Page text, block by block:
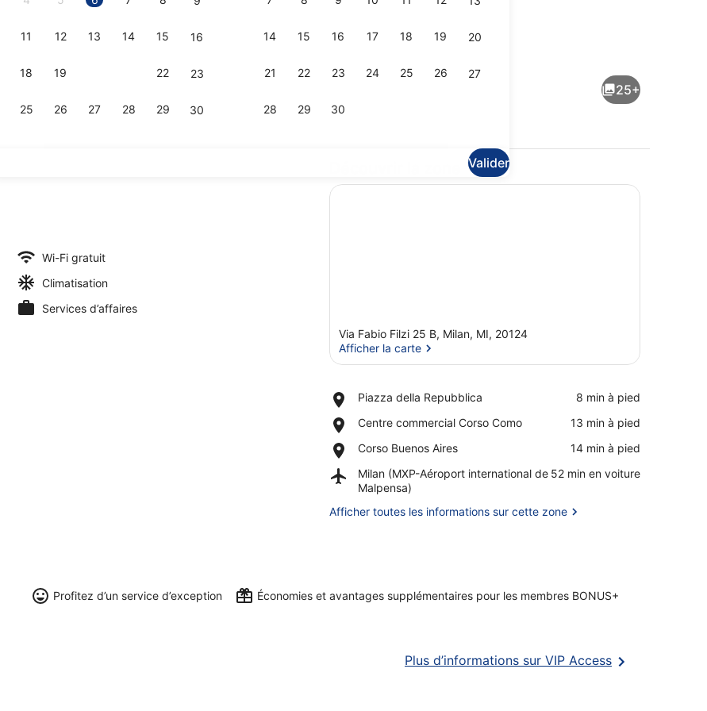
11 12 13 14 15 16
18 19 22 23
25 26 27 28 29 30
14 15 16 17 18 19 20
21 22 23 24 25 26 27
28 29 30
Valider
Lounge dans le hall Bibliothèque
25+
Wi-Fi gratuit
Climatisation
Services d’affaires
Via Fabio Filzi 25 B, Milan, MI, 20124
Afficher la carte
Piazza della Repubblica
Place,
della
‪8 min à pied‬
Centre commercial Corso Como
Place,
commercial
Como
‪13 min à pied‬
Corso Buenos Aires
Place,
Buenos
Aires
‪14 min à pied‬
Milan (MXP-Aéroport international de
Malpensa)
Airport,
Milan
Aéroport
‪52 min en voiture‬
Afficher toutes les informations sur cette zone
Profitez d’un service d’exception Économies et avantages supplémentaires pour les membres BONUS+
Plus d’informations sur VIP AccessS’ouvre